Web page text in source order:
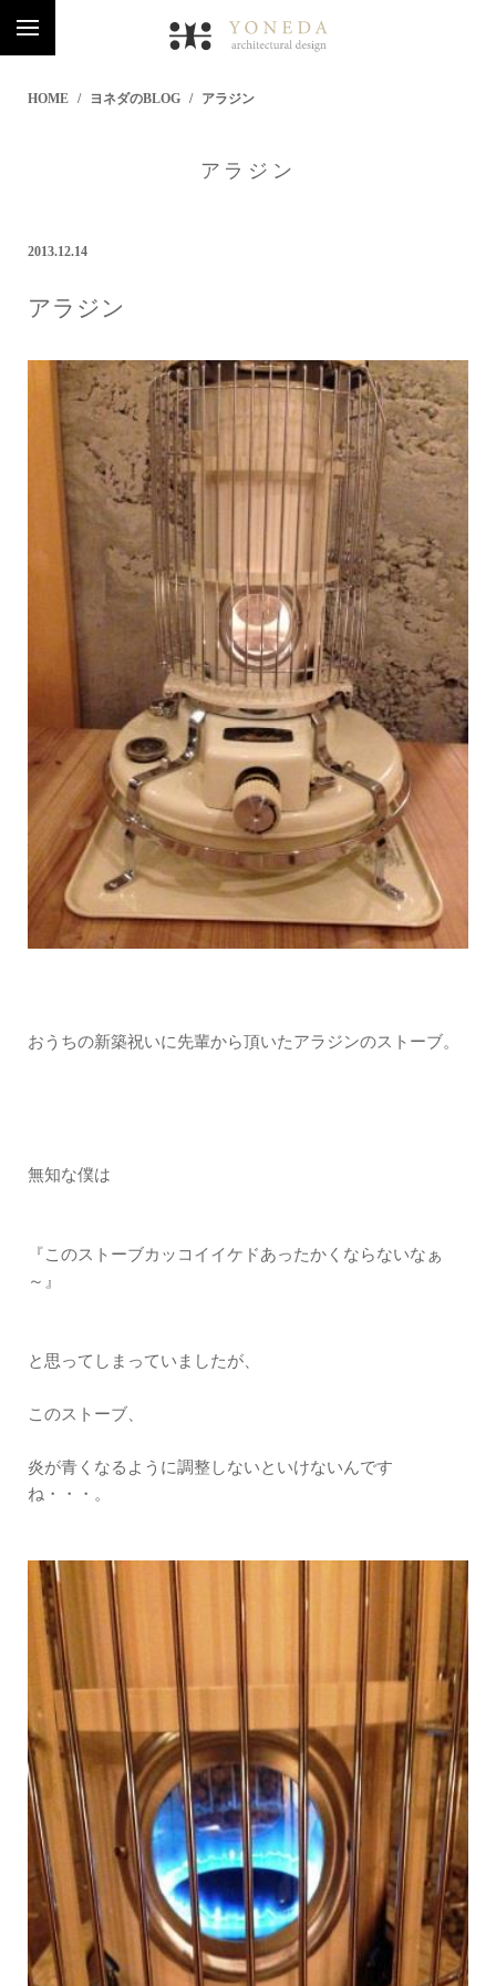
HOME ヨネダのBLOG アラジン
アラジン
2013.12.14
アラジン
おうちの新築祝いに先輩から頂いたアラジンのストーブ。
無知な僕は
『このストーブカッコイイケドあったかくならないなぁ
～』
と思ってしまっていましたが、
このストーブ、
炎が青くなるように調整しないといけないんです
ね・・・。